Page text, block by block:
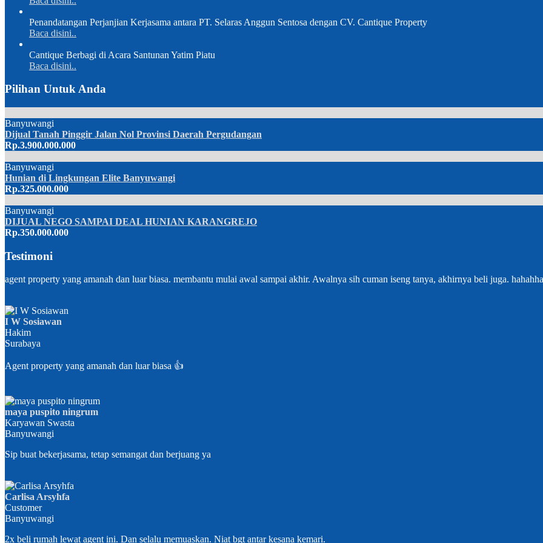
Penandatangan Perjanjian Kerjasama antara PT. Selaras Anggun Sentosa dengan CV. Cantique Property
Baca disini..
Cantique Berbagi di Acara Santunan Yatim Piatu
Baca disini..
Pilihan Untuk Anda
Banyuwangi
Dijual Tanah Pinggir Jalan Nol Provinsi Daerah Pergudangan
Rp.3.900.000.000
Banyuwangi
Hunian di Lingkungan Elite Banyuwangi
Rp.325.000.000
Banyuwangi
DIJUAL NEGO SAMPAI DEAL HUNIAN KARANGREJO
Rp.350.000.000
Testimoni
agent property yang amanah dan luar biasa. membantu mulai awal sampai akhir. Awalnya sih cuman iseng tanya, akhirnya beli juga.
I W Sosiawan
Hakim
Surabaya
Agent property yang amanah dan luar biasa 👍
maya puspito ningrum
Karyawan Swasta
Banyuwangi
Sip buat bekerjasama, tetap semangat dan berjuang ya
Carlisa Arsyhfa
Customer
Banyuwangi
2x beli rumah lewat agent ini. Dan selalu memuaskan. Niat bgt antar kesana kemari.